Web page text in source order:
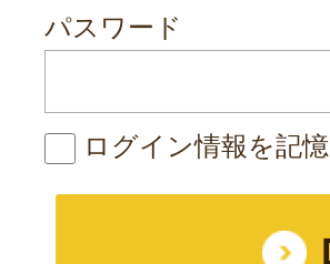
パスワード
ログイン情報を記憶